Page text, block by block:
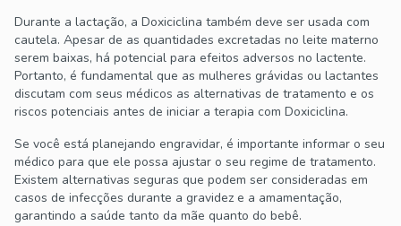
Durante a lactação, a Doxiciclina também deve ser usada com
cautela. Apesar de as quantidades excretadas no leite materno
serem baixas, há potencial para efeitos adversos no lactente.
Portanto, é fundamental que as mulheres grávidas ou lactantes
discutam com seus médicos as alternativas de tratamento e os
riscos potenciais antes de iniciar a terapia com Doxiciclina.
Se você está planejando engravidar, é importante informar o seu
médico para que ele possa ajustar o seu regime de tratamento.
Existem alternativas seguras que podem ser consideradas em
casos de infecções durante a gravidez e a amamentação,
garantindo a saúde tanto da mãe quanto do bebê.